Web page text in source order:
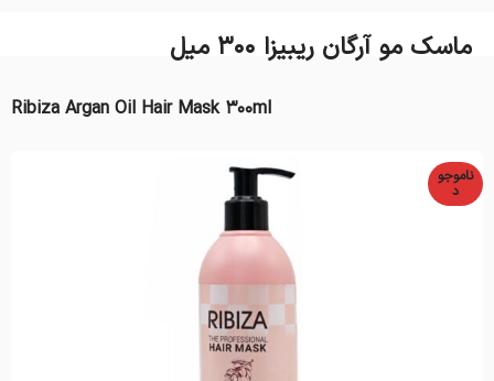
ماسک مو آرگان ریبیزا 300 میل
Ribiza Argan Oil Hair Mask 300ml
ناموجو
د